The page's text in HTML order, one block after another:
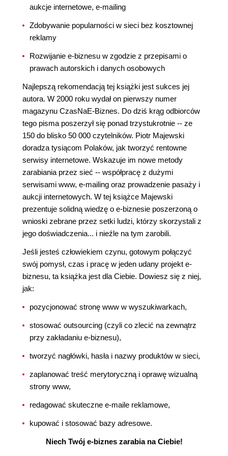
aukcje internetowe, e-mailing
Zdobywanie popularności w sieci bez kosztownej
reklamy
Rozwijanie e-biznesu w zgodzie z przepisami o
prawach autorskich i danych osobowych
Najlepszą rekomendacją tej książki jest sukces jej
autora. W 2000 roku wydał on pierwszy numer
magazynu CzasNaE-Biznes. Do dziś krąg odbiorców
tego pisma poszerzył się ponad trzystukrotnie -- ze
150 do blisko 50 000 czytelników. Piotr Majewski
doradza tysiącom Polaków, jak tworzyć rentowne
serwisy internetowe. Wskazuje im nowe metody
zarabiania przez sieć -- współpracę z dużymi
serwisami www, e-mailing oraz prowadzenie pasaży i
aukcji internetowych. W tej książce Majewski
prezentuje solidną wiedzę o e-biznesie poszerzoną o
wnioski zebrane przez setki ludzi, którzy skorzystali z
jego doświadczenia... i nieźle na tym zarobili.
Jeśli jesteś człowiekiem czynu, gotowym połączyć
swój pomysł, czas i pracę w jeden udany projekt e-
biznesu, ta książka jest dla Ciebie. Dowiesz się z niej,
jak:
pozycjonować stronę www w wyszukiwarkach,
stosować outsourcing (czyli co zlecić na zewnątrz
przy zakładaniu e-biznesu),
tworzyć nagłówki, hasła i nazwy produktów w sieci,
zaplanować treść merytoryczną i oprawę wizualną
strony www,
redagować skuteczne e-maile reklamowe,
kupować i stosować bazy adresowe.
Niech Twój e-biznes zarabia na Ciebie!